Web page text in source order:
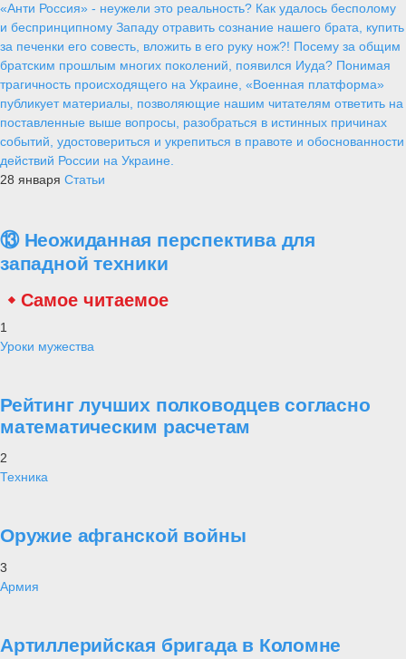
«Анти Россия» - неужели это реальность? Как удалось бесполому
и беспринципному Западу отравить сознание нашего брата, купить
за печенки его совесть, вложить в его руку нож?! Посему за общим
братским прошлым многих поколений, появился Иуда? Понимая
трагичность происходящего на Украине, «Военная платформа»
публикует материалы, позволяющие нашим читателям ответить на
поставленные выше вопросы, разобраться в истинных причинах
событий, удостовериться и укрепиться в правоте и обоснованности
действий России на Украине.
28 января Статьи
⑬ Неожиданная перспектива для
западной техники
Самое читаемое
1
Уроки мужества
Рейтинг лучших полководцев согласно
математическим расчетам
2
Техника
Оружие афганской войны
3
Армия
Артиллерийская бригада в Коломне